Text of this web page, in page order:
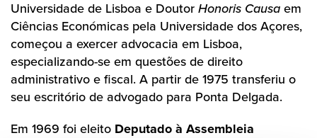
Universidade de Lisboa e Doutor Honoris Causa em
Ciências Económicas pela Universidade dos Açores,
começou a exercer advocacia em Lisboa,
especializando-se em questões de direito
administrativo e fiscal. A partir de 1975 transferiu o
seu escritório de advogado para Ponta Delgada.
Em 1969 foi eleito Deputado à Assembleia